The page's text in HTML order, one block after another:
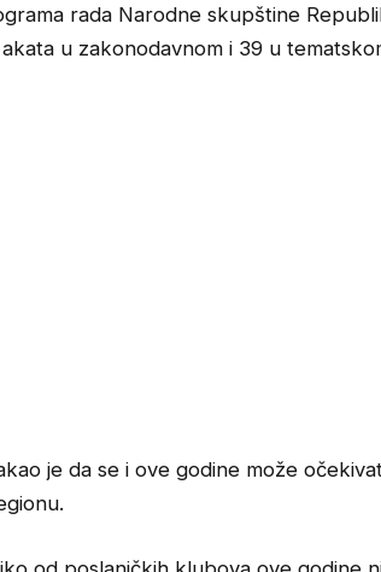
rada Narodne skupštine
u zakonodavnom i 39 u
je da se i ove godine može